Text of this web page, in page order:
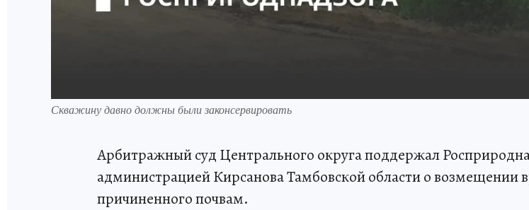
Скважину давно должны были законсервировать
Арбитражный суд Центрального округа поддержал
администрацией Кирсанова Тамбовской области о возмещении
причиненного почвам.